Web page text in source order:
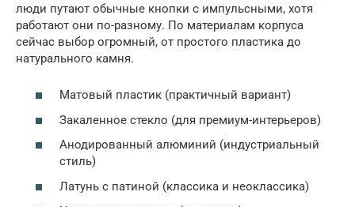
люди путают обычные кнопки с импульсными, хотя
работают они по-разному. По материалам корпуса
сейчас выбор огромный, от простого пластика до
натурального камня.
Матовый пластик (практичный вариант)
Закаленное стекло (для премиум-интерьеров)
Анодированный алюминий (индустриальный
стиль)
Латунь с патиной (классика и неоклассика)